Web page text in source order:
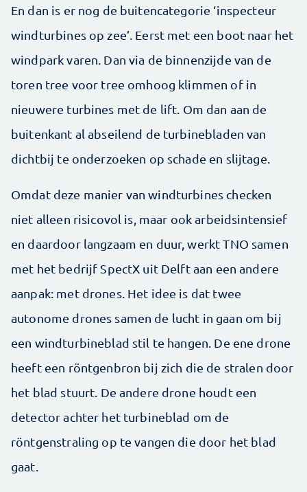
En dan is er nog de buitencategorie ‘inspecteur
windturbines op zee’. Eerst met een boot naar het
windpark varen. Dan via de binnenzijde van de
toren tree voor tree omhoog klimmen of in
nieuwere turbines met de lift. Om dan aan de
buitenkant al abseilend de turbinebladen van
dichtbij te onderzoeken op schade en slijtage.
Omdat deze manier van windturbines checken
niet alleen risicovol is, maar ook arbeidsintensief
en daardoor langzaam en duur, werkt TNO samen
met het bedrijf SpectX uit Delft aan een andere
aanpak: met drones. Het idee is dat twee
autonome drones samen de lucht in gaan om bij
een windturbineblad stil te hangen. De ene drone
heeft een röntgenbron bij zich die de stralen door
het blad stuurt. De andere drone houdt een
detector achter het turbineblad om de
röntgenstraling op te vangen die door het blad
gaat.